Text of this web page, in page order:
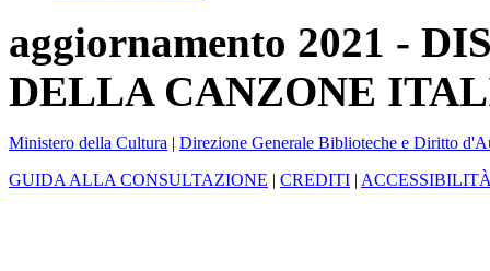
aggiornamento 2021 -
DELLA CANZONE
Ministero della Cultura | Direzione Generale Biblioteche e Diritto
GUIDA ALLA CONSULTAZIONE | CREDITI |